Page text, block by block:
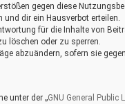
gegen diese
dir ein Hausverbot erteilen.
für die Inhalte von
löschen oder zu sperren.
abzuändern, sofern sie
unter der „GNU General Public